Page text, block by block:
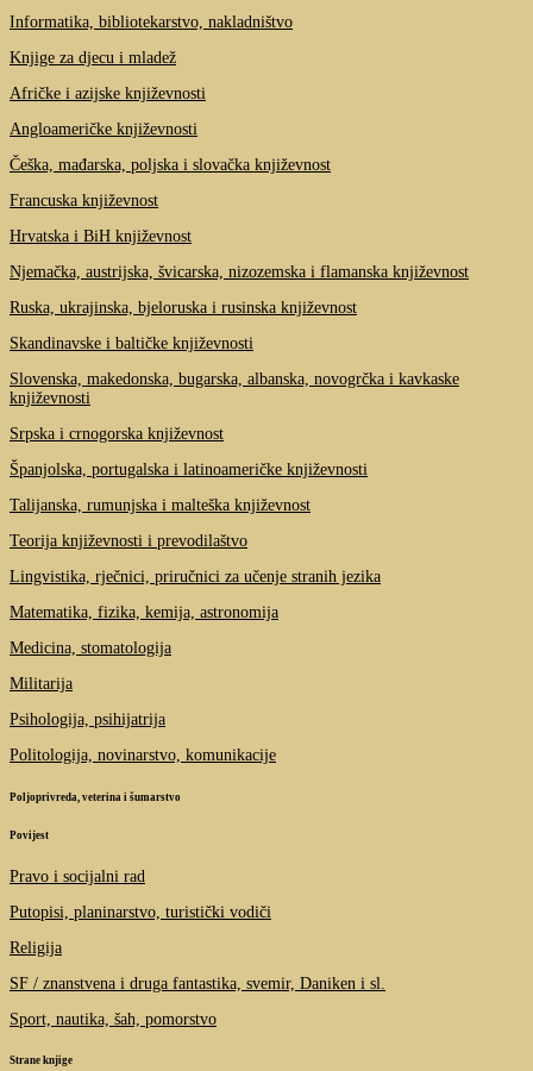
Informatika, bibliotekarstvo, nakladništvo
Knjige za djecu i mladež
Afričke i azijske književnosti
Angloameričke književnosti
Češka, mađarska, poljska i slovačka književnost
Francuska književnost
Hrvatska i BiH književnost
Njemačka, austrijska, švicarska, nizozemska i flamanska književnost
Ruska, ukrajinska, bjeloruska i rusinska književnost
Skandinavske i baltičke književnosti
Slovenska, makedonska, bugarska, albanska, novogrčka i kavkaske
književnosti
Srpska i crnogorska književnost
Španjolska, portugalska i latinoameričke književnosti
Talijanska, rumunjska i malteška književnost
Teorija književnosti i prevodilaštvo
Lingvistika, rječnici, priručnici za učenje stranih jezika
Matematika, fizika, kemija, astronomija
Medicina, stomatologija
Militarija
Psihologija, psihijatrija
Politologija, novinarstvo, komunikacije
Poljoprivreda, veterina i šumarstvo
Povijest
Pravo i socijalni rad
Putopisi, planinarstvo, turistički vodiči
Religija
SF / znanstvena i druga fantastika, svemir, Daniken i sl.
Sport, nautika, šah, pomorstvo
Strane knjige